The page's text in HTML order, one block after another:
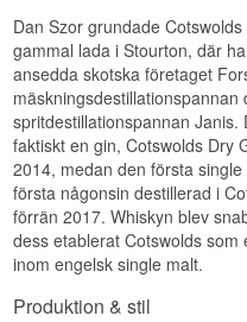
fat
Ej
Naturlig
Antal
Edition/
EAN nr.:
Honung
rök
Kort till
Namn:
Region/
Typ:
Ålder: 3 år
Dan Szor grundade
gammal lada i Stourton, där
ansedda skotska företaget
mäskningsdestillationspannan
spritdestillationspannan
faktiskt en gin, Cotswolds Dry
2014, medan den första
första någonsin destillerad i
förrän 2017. Whiskyn blev
dess etablerat Cotswolds
inom engelsk single malt.
Produktion & stil